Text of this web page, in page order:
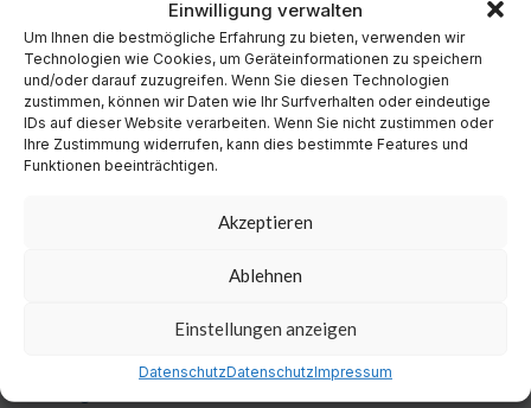
Einwilligung verwalten
Um Ihnen die bestmögliche Erfahrung zu bieten, verwenden wir
Technologien wie Cookies, um Geräteinformationen zu speichern
und/oder darauf zuzugreifen. Wenn Sie diesen Technologien
zustimmen, können wir Daten wie Ihr Surfverhalten oder eindeutige
IDs auf dieser Website verarbeiten. Wenn Sie nicht zustimmen oder
Ihre Zustimmung widerrufen, kann dies bestimmte Features und
Funktionen beeinträchtigen.
Akzeptieren
Ablehnen
Einstellungen anzeigen
DatenschutzDatenschutzImpressum
September 2024
August 2024
Juli 2024
Juni 2024
Mai 2024
April 2024
September 2023